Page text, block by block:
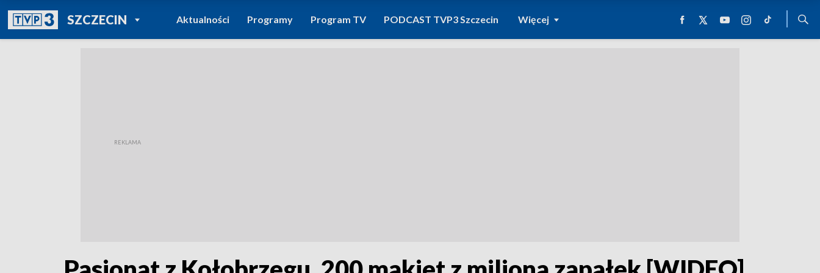
SZCZECINPOWRÓT DO
TVP REGIONY
Aktualności Programy Program TV PODCAST TVP3 Szczecin Więcej